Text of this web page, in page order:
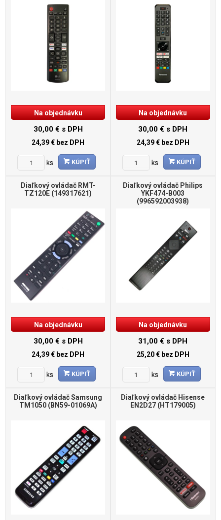
Na objednávku
30,00 € s DPH
24,39 € bez DPH
ks KÚPIŤ
Na objednávku
30,00 € s DPH
24,39 € bez DPH
ks KÚPIŤ
Diaľkový ovládač RMT-
TZ120E (149317621)
Na objednávku
30,00 € s DPH
24,39 € bez DPH
ks KÚPIŤ
Diaľkový ovládač Philips
YKF474-B003
(996592003938)
Na objednávku
31,00 € s DPH
25,20 € bez DPH
ks KÚPIŤ
Diaľkový ovládač Samsung
TM1050 (BN59-01069A)
Diaľkový ovládač Hisense
EN2D27 (HT179005)